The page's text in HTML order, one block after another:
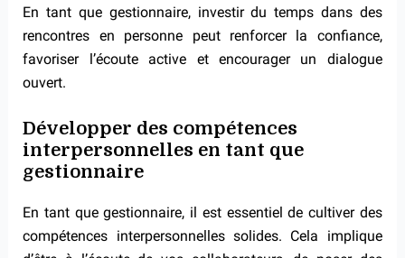
En tant que gestionnaire, investir du temps dans des
rencontres en personne peut renforcer la confiance,
favoriser l’écoute active et encourager un dialogue
ouvert.
Développer des compétences
interpersonnelles en tant que
gestionnaire
En tant que gestionnaire, il est essentiel de cultiver des
compétences interpersonnelles solides. Cela implique